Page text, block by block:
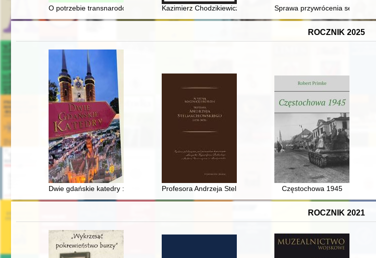
O potrzebie transnarodowego spojrzenia na "kwestię kobiecą" pod zaborem pruskim na przełomie
Kazimierz Chodzikiewicz (1900-1955) - recenzja]Sprawa przywrócenia sejmików
ROCZNIK 2025
Dwie gdańskie katedry : filary cywilizacji chrześcijańskiej na PomorzuProfesora Andrzeja Stelmachowskiego koncepcja prawa cywilnego
Częstochowa 1945
ROCZNIK 2021